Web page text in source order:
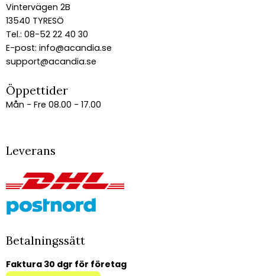
Vintervägen 2B
13540 TYRESÖ
Tel.: 08-52 22 40 30
E-post: info@acandia.se
support@acandia.se
Öppettider
Mån - Fre 08.00 - 17.00
Leverans
Betalningssätt
Faktura 30 dgr för företag